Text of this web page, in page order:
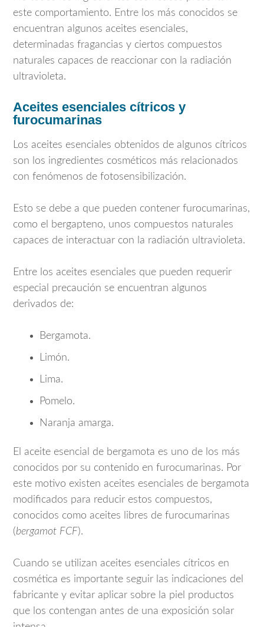
este comportamiento. Entre los más conocidos se
encuentran algunos aceites esenciales,
determinadas fragancias y ciertos compuestos
naturales capaces de reaccionar con la radiación
ultravioleta.
Aceites esenciales cítricos y
furocumarinas
Los aceites esenciales obtenidos de algunos cítricos
son los ingredientes cosméticos más relacionados
con fenómenos de fotosensibilización.
Esto se debe a que pueden contener furocumarinas,
como el bergapteno, unos compuestos naturales
capaces de interactuar con la radiación ultravioleta.
Entre los aceites esenciales que pueden requerir
especial precaución se encuentran algunos
derivados de:
Bergamota.
Limón.
Lima.
Pomelo.
Naranja amarga.
El aceite esencial de bergamota es uno de los más
conocidos por su contenido en furocumarinas. Por
este motivo existen aceites esenciales de bergamota
modificados para reducir estos compuestos,
conocidos como aceites libres de furocumarinas
(bergamot FCF).
Cuando se utilizan aceites esenciales cítricos en
cosmética es importante seguir las indicaciones del
fabricante y evitar aplicar sobre la piel productos
que los contengan antes de una exposición solar